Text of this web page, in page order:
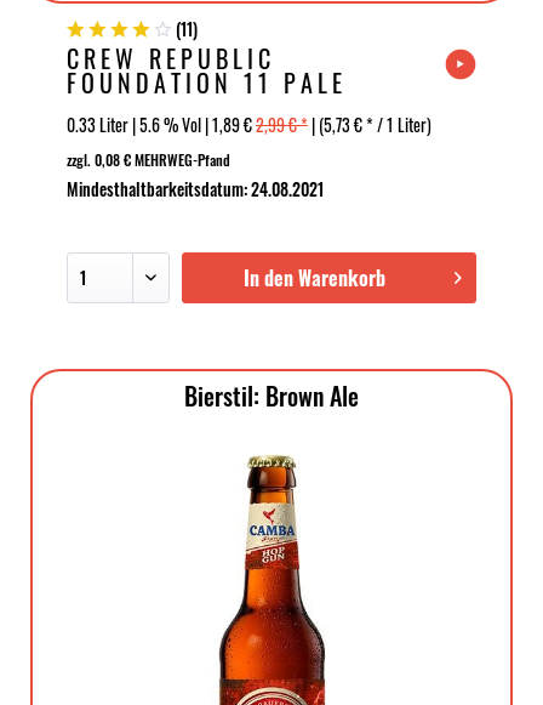
(11)
CREW REPUBLIC
FOUNDATION 11 PALE
0.33 Liter | 5.6 % Vol | 1,89 €2,99 € *| (5,73 € * / 1 Liter)
zzgl. 0,08 € MEHRWEG-Pfand
Mindesthaltbarkeitsdatum: 24.08.2021
In den Warenkorb
Bierstil: Brown Ale